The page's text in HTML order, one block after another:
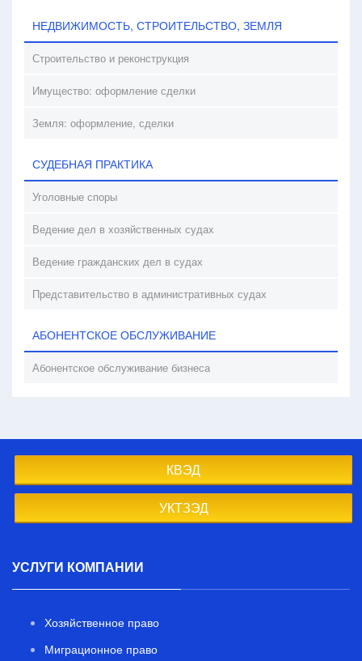
НЕДВИЖИМОСТЬ, СТРОИТЕЛЬСТВО, ЗЕМЛЯ
Строительство и реконструкция
Имущество: оформление сделки
Земля: оформление, сделки
СУДЕБНАЯ ПРАКТИКА
Уголовные споры
Ведение дел в хозяйственных судах
Ведение гражданских дел в судах
Представительство в административных судах
АБОНЕНТСКОЕ ОБСЛУЖИВАНИЕ
Абонентское обслуживание бизнеса
КВЭД
УКТЗЭД
УСЛУГИ КОМПАНИИ
Хозяйственное право
Миграционное право